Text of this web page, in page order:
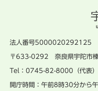
法人番号5000020292125
〒633-0292 奈良県宇陀市
Tel：0745-82-8000（代
開庁時間：午前8時30分から